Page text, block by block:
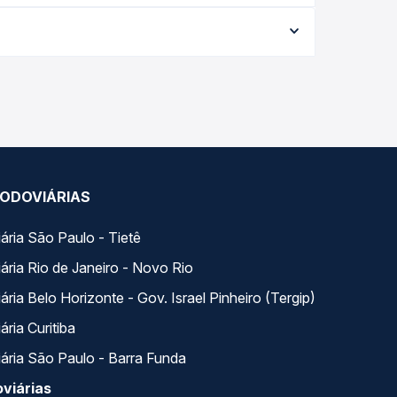
oferta para o seu roteiro.
São Paulo - Tietê
Rio de Janeiro - Novo Rio
Belo Horizonte - Gov. Israel Pinheiro (Tergip)
Curitiba
São Paulo - Barra Funda